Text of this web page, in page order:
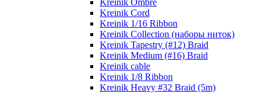
Kreinik Cord
Kreinik 1/16 Ribbon
Kreinik Collection (наборы ниток)
Kreinik Tapestry (#12) Braid
Kreinik Medium (#16) Braid
Kreinik cable
Kreinik 1/8 Ribbon
Kreinik Heavy #32 Braid (5m)